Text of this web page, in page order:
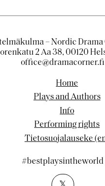
– Nordic Drama
2 Aa 38, 00120
office@dramacorner.fi
Home
Plays and Authors
Info
Performing rights
Tietosuojalauseke
#bestplaysintheworld